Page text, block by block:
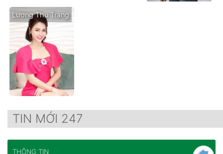
Lương Thu Trang
TIN MỚI 247
THÔNG TIN